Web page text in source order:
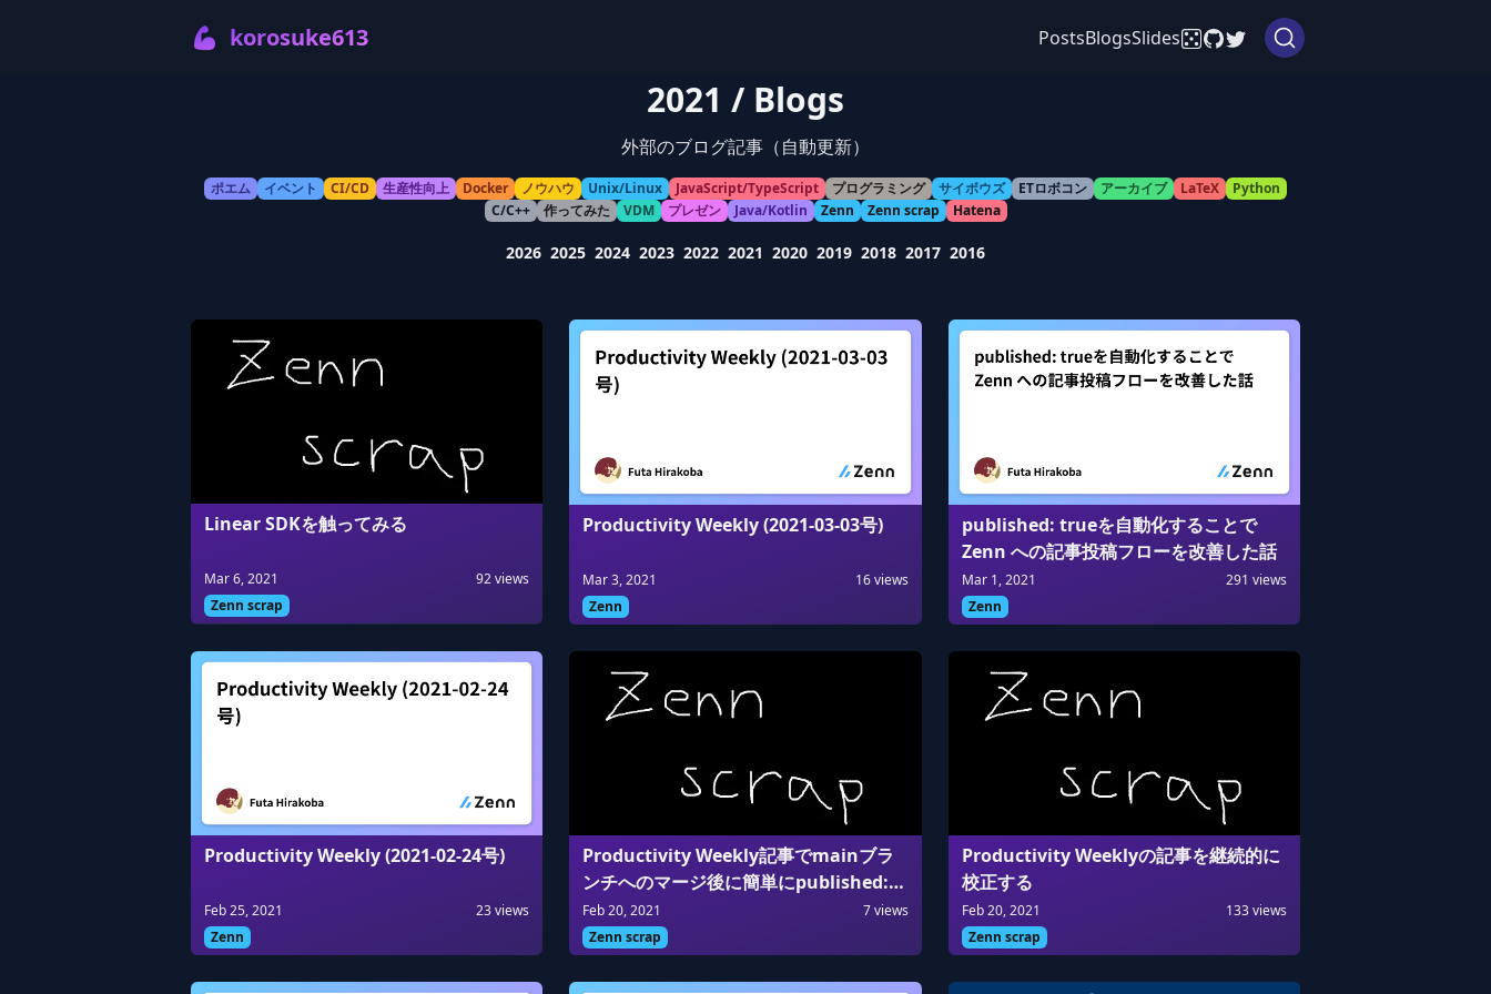
💪 korosuke613 PostsBlogsSlides
2021 / Blogs
外部のブログ記事（自動更新）
ポエム イベント CI/CD 生産性向上 Docker ノウハウ Unix/Linux JavaScript/TypeScript プログラミング サイボウズ ETロボコン アーカイブ LaTeX
Python
C/C++
作ってみた VDM プレゼン Java/Kotlin Zenn Zenn scrap Hatena
2026 2025 2024 2023 2022 2021 2020 2019 2018 2017 2016
Linear SDKを触ってみる
Mar 6, 2021 92views
Zenn scrap
Productivity Weekly (2021-03-03号)
Mar 3, 2021 16views
Zenn
published: trueを自動化することで
Zenn への記事投稿フローを改善した話
Mar 1, 2021 291 views
Zenn
Productivity Weekly (2021-02-24号)
Feb 25, 2021 23views
Zenn
Productivity Weekly記事でmainブラ
ンチへのマージ後に簡単にpublished:
trueにしたい
Feb 20, 2021 7views
Zenn scrap
Productivity Weeklyの記事を継続的に
校正する
Feb 20, 2021 133views
Zenn scrap